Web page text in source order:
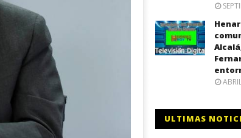
ULTIMAS